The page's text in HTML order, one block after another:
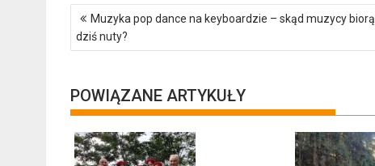
Nawigacja
wpisu
Muzyka pop dance na keyboardzie – skąd muzycy biorą
dziś nuty?
POWIĄZANE ARTYKUŁY